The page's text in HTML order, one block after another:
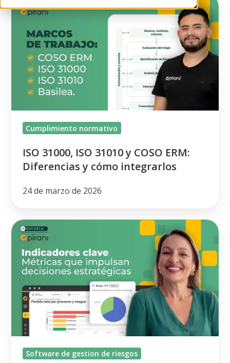
31000,
31010
COSO
ERM:
cómoCumplimiento normativo
ISO 31000, ISO 31010 y COSO ERM:
Diferencias y cómo integrarlos
24 de marzo de 2026
Indicadores
clave
de
gestión
riesgos:
KRI,
KPI
KCI Software de gestion de riesgos